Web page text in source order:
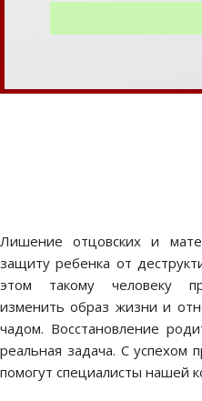
Лишение отцовских и
защиту ребенка от
этом такому человеку
изменить образ жизни и
чадом. Восстановление
реальная задача. С успехом
помогут специалисты нашей